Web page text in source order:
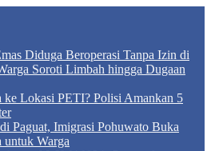
Diduga Beroperasi Tanpa Izin di
Soroti Limbah hingga Dugaan
ke Lokasi PETI? Polisi Amankan 5
Paguat, Imigrasi Pohuwato Buka
untuk Warga